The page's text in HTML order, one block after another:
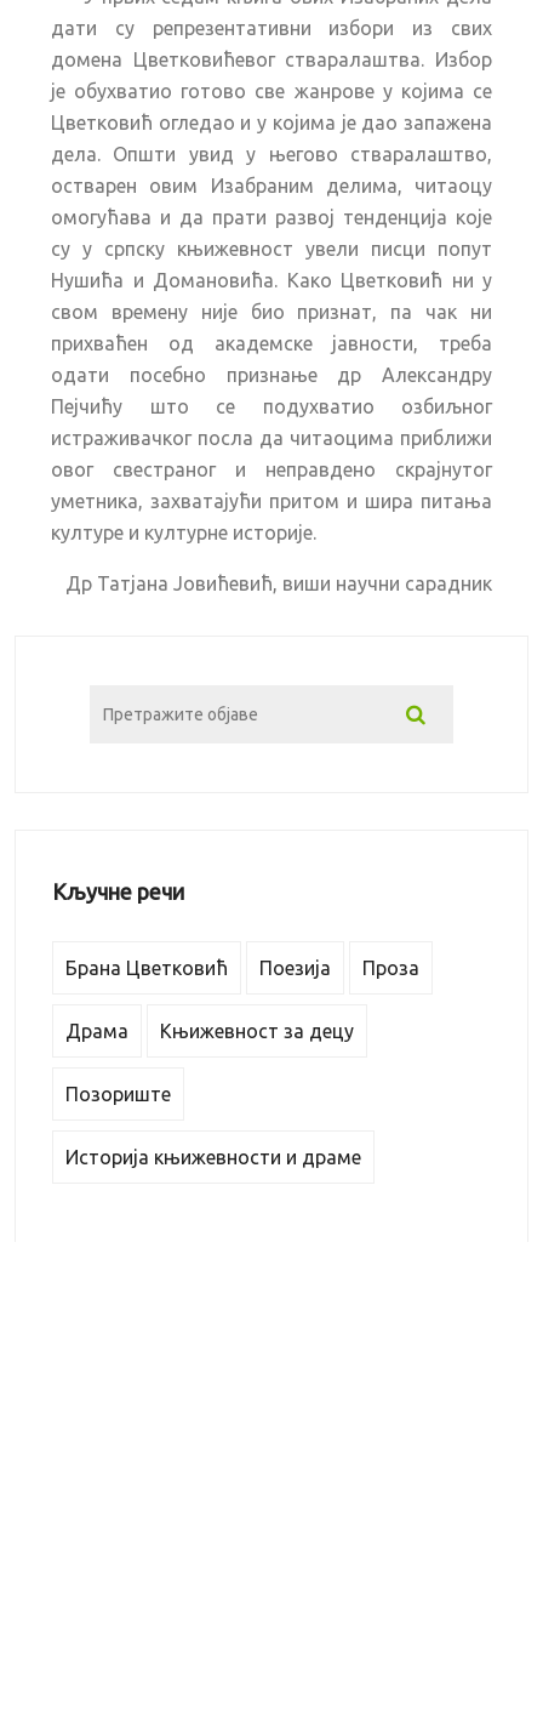
дати су репрезентативни избори из свих
домена Цветковићевог стваралаштва. Избор
је обухватио готово све жанрове у којима се
Цветковић огледао и у којима је дао запажена
дела. Општи увид у његово стваралаштво,
остварен овим Изабраним делима, читаоцу
омогућава и да прати развој тенденција које
су у српску књижевност увели писци попут
Нушића и Домановића. Како Цветковић ни у
свом времену није био признат, па чак ни
прихваћен од академске јавности, треба
одати посебно признање др Александру
Пејчићу што се подухватио озбиљног
истраживачког посла да читаоцима приближи
овог свестраног и неправдено скрајнутог
уметника, захватајући притом и шира питања
културе и културне историје.
Др Татјана Јовићевић, виши научни сарадник
Кључне речи
Брана Цветковић Поезија Проза
Драма Књижевност за децу
Позориште
Историја књижевности и драме